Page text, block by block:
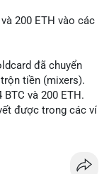
200 ETH vào các
đã chuyển
tiền (mixers).
và 200 ETH.
được trong các ví